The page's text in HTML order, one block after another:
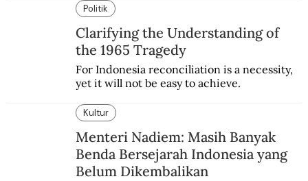
si martir antariksa Soviet.
Politik
Clarifying the Understanding of
the 1965 Tragedy
For Indonesia reconciliation is a necessity,
yet it will not be easy to achieve.
Kultur
Menteri Nadiem: Masih Banyak
Benda Bersejarah Indonesia yang
Belum Dikembalikan